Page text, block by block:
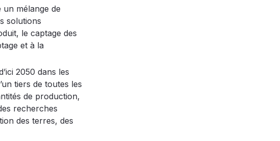
un mélange de
solutions
le captage des
et à la
2050 dans les
tiers de toutes les
de production,
recherches
des terres, des